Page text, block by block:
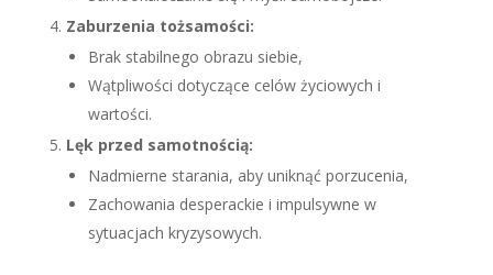
Zaburzenia tożsamości:
Brak stabilnego obrazu siebie,
Wątpliwości dotyczące celów życiowych i
wartości.
Lęk przed samotnością:
Nadmierne starania, aby uniknąć porzucenia,
Zachowania desperackie i impulsywne w
sytuacjach kryzysowych.